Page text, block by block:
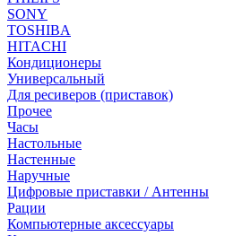
SONY
TOSHIBA
HITACHI
Кондиционеры
Универсальный
Для ресиверов (приставок)
Прочее
Часы
Настольные
Настенные
Наручные
Цифровые приставки / Антенны
Рации
Компьютерные аксессуары